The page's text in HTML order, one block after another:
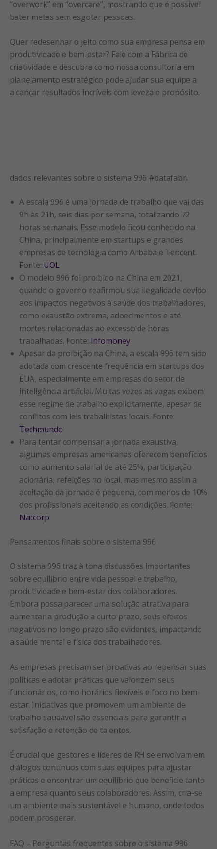
“overwork” em “overcare”, mostrando que é possível
bater metas sem esgotar pessoas.
Quer redesenhar o jeito como sua empresa pensa em
produtividade e bem-estar? Fale com a Fábrica de
criatividade e descubra como nossa consultoria em
planejamento estratégico pode ajudar sua equipe a
alcançar resultados incríveis com leveza e propósito.
dados relevantes sobre o sistema 996 #datafabri
A escala 996 é uma jornada de trabalho que vai das
9h às 21h, seis dias por semana, totalizando 72
horas semanais. Esse modelo ficou conhecido na
China, principalmente em startups e grandes
empresas de tecnologia como Alibaba e Tencent.
Fonte: UOL
O modelo 996 foi proibido na China em 2021,
quando o governo reafirmou sua ilegalidade devido
aos impactos negativos à saúde dos trabalhadores,
como exaustão extrema, adoecimentos e até
mortes relacionadas ao excesso de horas
trabalhadas. Fonte: Infomoney
Apesar da proibição na China, a escala 996 tem sido
adotada com crescente frequência em startups dos
EUA, especialmente em empresas do setor de
inteligência artificial. Muitas vezes as vagas exibem
esse regime de trabalho explicitamente, apesar de
conflitos com leis trabalhistas locais. Fonte:
Techmundo
Para tentar compensar a jornada exaustiva,
algumas empresas americanas oferecem benefícios
como aumento salarial de até 25%, participação
acionária, refeições no local, mas mesmo assim a
aceitação da jornada é pequena, com menos de 10%
dos profissionais aceitando as condições. Fonte:
Natcorp
Pensamentos finais sobre o sistema 996
O sistema 996 traz à tona discussões importantes
sobre equilíbrio entre vida pessoal e trabalho,
produtividade e bem-estar dos colaboradores.
Embora possa parecer uma solução atrativa para
aumentar a produção a curto prazo, seus efeitos
negativos no longo prazo são evidentes, impactando
a saúde mental e física dos trabalhadores.
As empresas precisam ser proativas ao repensar suas
políticas e adotar práticas que valorizem seus
funcionários, como horários flexíveis e foco no bem-
estar. Iniciativas que promovem um ambiente de
trabalho saudável são essenciais para garantir a
satisfação e retenção de talentos.
É crucial que gestores e líderes de RH se envolvam em
diálogos contínuos com suas equipes para ajustar
práticas e encontrar um equilíbrio que beneficie tanto
a empresa quanto seus colaboradores. Assim, cria-se
um ambiente mais sustentável e humano, onde todos
podem prosperar.
FAQ – Perguntas frequentes sobre o sistema 996